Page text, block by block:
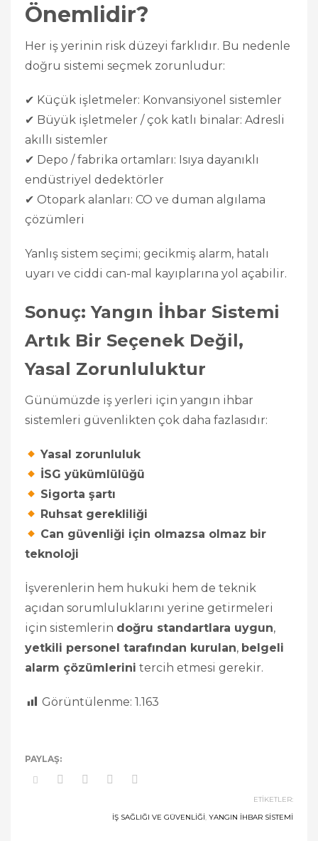
Önemlidir?
Her iş yerinin risk düzeyi farklıdır. Bu nedenle
doğru sistemi seçmek zorunludur:
✔ Küçük işletmeler: Konvansiyonel sistemler
✔ Büyük işletmeler / çok katlı binalar: Adresli
akıllı sistemler
✔ Depo / fabrika ortamları: Isıya dayanıklı
endüstriyel dedektörler
✔ Otopark alanları: CO ve duman algılama
çözümleri
Yanlış sistem seçimi; gecikmiş alarm, hatalı
uyarı ve ciddi can-mal kayıplarına yol açabilir.
Sonuç: Yangın İhbar Sistemi
Artık Bir Seçenek Değil,
Yasal Zorunluluktur
Günümüzde iş yerleri için yangın ihbar
sistemleri güvenlikten çok daha fazlasıdır:
Yasal zorunluluk
İSG yükümlülüğü
Sigorta şartı
Ruhsat gerekliliği
Can güvenliği için olmazsa olmaz bir
teknoloji
İşverenlerin hem hukuki hem de teknik
açıdan sorumluluklarını yerine getirmeleri
için sistemlerin doğru standartlara uygun,
yetkili personel tarafından kurulan, belgeli
alarm çözümlerini tercih etmesi gerekir.
Görüntülenme: 1.163
ETIKETLER:
İŞ SAĞLIĞI VE GÜVENLIĞI, YANGIN İHBAR SISTEMI